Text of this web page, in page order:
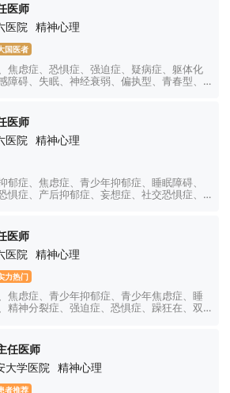
医师
医院
精神心理
国医者
焦虑症、恐惧症、强迫症、疑病症、躯体化
障碍、失眠、神经衰弱、偏执型、青春型、
碍科、躁狂症、恐惧症、神经官能症、植物
头晕、更年期综合征、心理咨询、注意力不
少年厌学叛逆等青少年儿童心理问题。
医师
医院
精神心理
郁症、焦虑症、青少年抑郁症、睡眠障碍、
惧症、产后抑郁症、妄想症、社交恐惧症、
官能症、植物神经紊乱、注意力不集中、网
叛逆等青少年儿童心理问题。
医师
医院
精神心理
力热门
焦虑症、青少年抑郁症、青少年焦虑症、睡
精神分裂症、强迫症、恐惧症、躁狂在、双
妄想症、儿童焦虑抑郁症、创伤应激障碍、
障碍、学习障碍、厌学、网瘾、青少年叛
中等精神心理疾病的诊治。
任医师
大学医院
精神心理
者推荐